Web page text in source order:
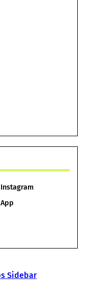
Instagram
App